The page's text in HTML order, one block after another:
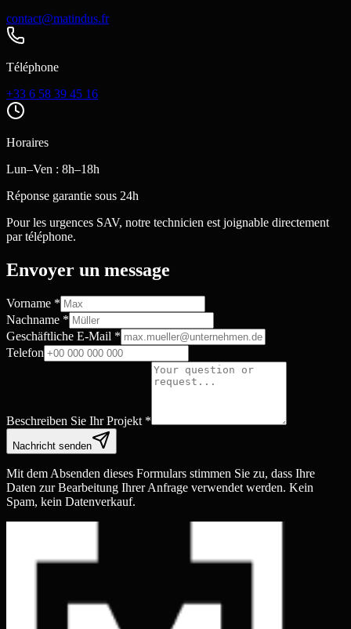
contact@matindus.fr
Téléphone
+33 6 58 39 45 16
Horaires
Lun–Ven : 8h–18h
Réponse garantie sous 24h
Pour les urgences SAV, notre technicien est joignable directement
par téléphone.
Envoyer un message
Vorname *
Nachname *
Geschäftliche E-Mail *
Telefon
Beschreiben Sie Ihr Projekt*
Nachricht senden
Mit dem Absenden dieses Formulars stimmen Sie zu, dass Ihre
Daten zur Bearbeitung Ihrer Anfrage verwendet werden. Kein
Spam, kein Datenverkauf.